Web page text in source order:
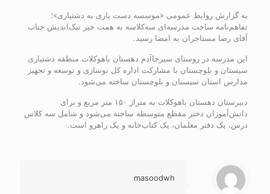
به گزارش روابط عمومی «موسسه دست یاری به دشتیاری»؛
تفاهم‌نامه ساخت مدرسه‌ای سه‌کلاسه به همت خیر نیک‌اندیش جناب
آقای رضا مستاجران به امضا رسید.
این مدرسه در روستای سیرجاآدم دهستان باهوکلات منطقه دشتیاری
سیستان و بلوچستان با مشارکت اداره کل نوسازی و توسعه و تجهیز
مدارس استان سیستان و بلوچستان ساخته می‌شود.
دبیرستان دهستان باهوکلات به متراژ ۱۵۰ متر مربع و برای
دانش‌آموزان دختر مقطع متوسطه ساخته می‌شود و شامل سه کلاس
درس، یک دفتر معلمان، یک کتاب‌خانه و یک راهرو است.
masoodwh